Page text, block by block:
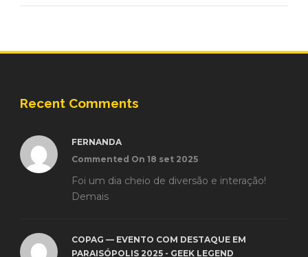
Recent Comments
FERNANDA
Commented On 18 set 2025
Foi um dia cheio de diversão e interação!
Demais
COPAG — EVENTO COM DESTAQUE EM
PARAISÓPOLIS 2025 - GEEK LEGEND